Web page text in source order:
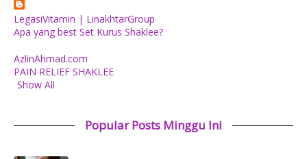
LegasiVitamin | LinakhtarGroup
Apa yang best Set Kurus Shaklee?
AzlinAhmad.com
PAIN RELIEF SHAKLEE
Show All
Popular Posts Minggu Ini